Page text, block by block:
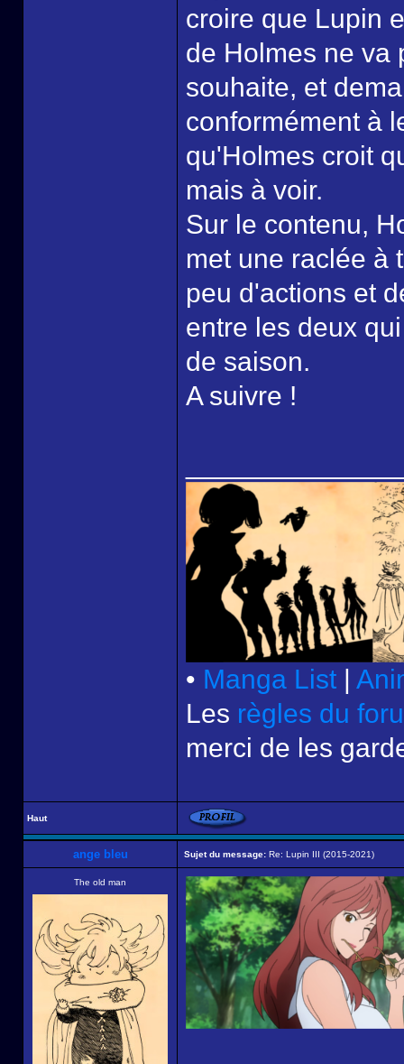
croire que Lupin
de Holmes ne va
souhaite, et
conformément à
qu'Holmes croit
mais à voir.
Sur le contenu,
met une raclée à
peu d'actions et
entre les deux
de saison.
A suivre !
• Manga List |
Les règles du
merci de les
Haut
ange bleu Sujet du message: Re: Lupin III (2015-2021)
The old man